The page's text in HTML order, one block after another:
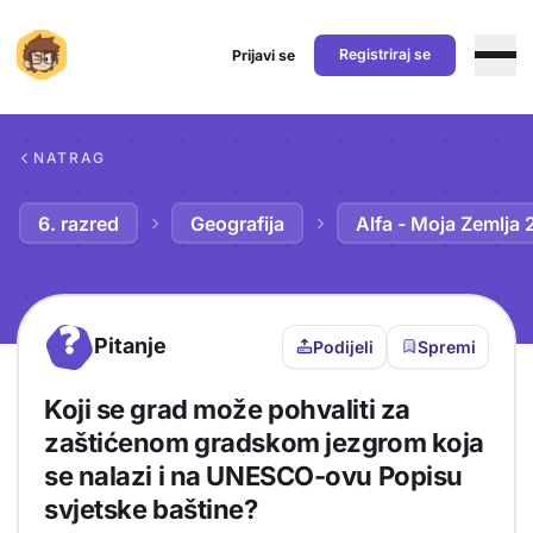
Prijavi se Registriraj se
NATRAG
6. razred Geografija Alfa - Moja Zemlja
? Pitanje Podijeli Spremi
Koji se grad može pohvaliti za
zaštićenom gradskom jezgrom koja
se nalazi i na UNESCO-ovu Popisu
svjetske baštine?